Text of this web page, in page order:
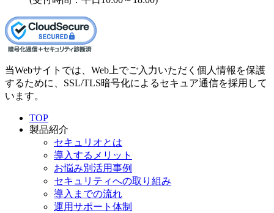
当Webサイトでは、Web上でご入力いただく個人情報を保護
するために、SSL/TLS暗号化によるセキュア通信を採用して
います。
TOP
製品紹介
セキュリオとは
導入するメリット
お悩み別活用事例
セキュリティへの取り組み
導入までの流れ
運用サポート体制